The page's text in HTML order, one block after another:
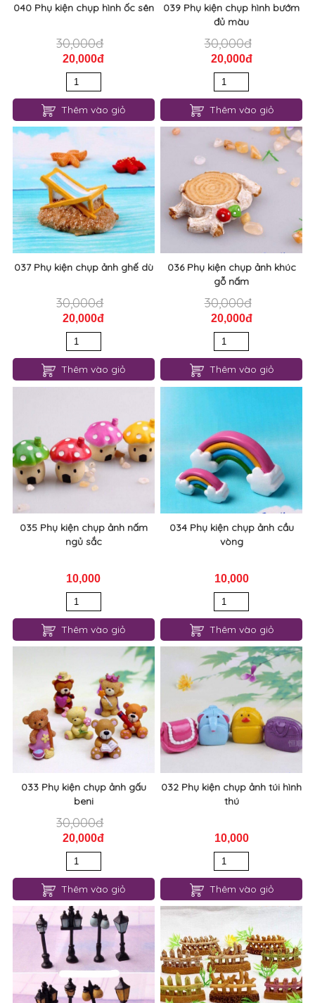
040 Phụ kiện chụp hình ốc sên
30,000đ
20,000đ
Thêm vào giỏ
039 Phụ kiện chụp hình bướm
đủ màu
30,000đ
20,000đ
Thêm vào giỏ
037 Phụ kiện chụp ảnh ghế dù
30,000đ
20,000đ
Thêm vào giỏ
036 Phụ kiện chụp ảnh khúc
gỗ nấm
30,000đ
20,000đ
Thêm vào giỏ
035 Phụ kiện chụp ảnh nấm
ngủ sắc
10,000
Thêm vào giỏ
034 Phụ kiện chụp ảnh cầu
vòng
10,000
Thêm vào giỏ
033 Phụ kiện chụp ảnh gấu
beni
30,000đ
20,000đ
Thêm vào giỏ
032 Phụ kiện chụp ảnh túi hình
thú
10,000
Thêm vào giỏ